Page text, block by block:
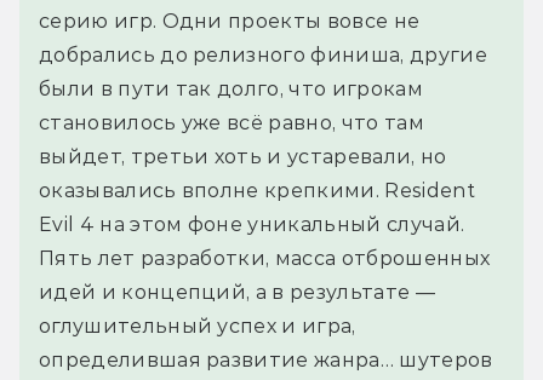
серию игр. Одни проекты вовсе не
добрались до релизного финиша, другие
были в пути так долго, что игрокам
становилось уже всё равно, что там
выйдет, третьи хоть и устаревали, но
оказывались вполне крепкими. Resident
Evil 4 на этом фоне уникальный случай.
Пять лет разработки, масса отброшенных
идей и концепций, а в результате —
оглушительный успех и игра,
определившая развитие жанра… шутеров